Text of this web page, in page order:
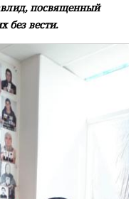
посвященный
вести.